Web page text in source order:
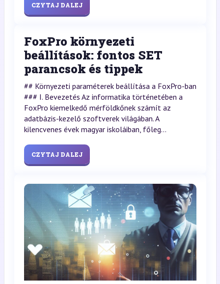
CZYTAJ DALEJ
FoxPro környezeti
beállítások: fontos SET
parancsok és tippek
## Környezeti paraméterek beállítása a FoxPro-ban
### I. Bevezetés Az informatika történetében a
FoxPro kiemelkedő mérföldkőnek számít az
adatbázis-kezelő szoftverek világában. A
kilencvenes évek magyar iskoláiban, főleg...
CZYTAJ DALEJ